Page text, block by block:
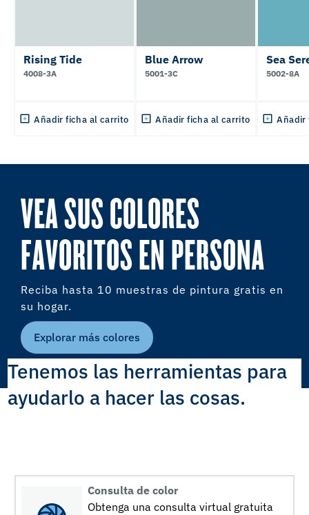
Rising Tide
4008-3A
Añadir ficha al carrito
Blue Arrow
5001-3C
Añadir ficha al carrito
Sea
5002-8A
Añadir
VEA SUS COLORES
FAVORITOS EN PERSONA
Reciba hasta 10 muestras de pintura gratis en
su hogar.
Explorar más colores
Tenemos las herramientas para
ayudarlo a hacer las cosas.
Consulta de color
Obtenga una consulta virtual gratuita